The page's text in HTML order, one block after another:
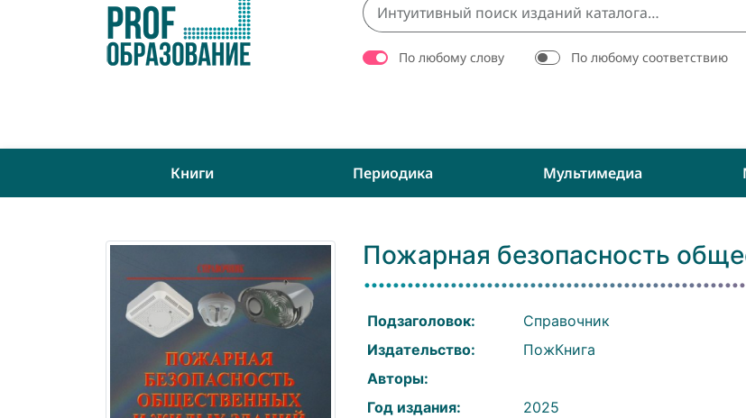
По любому слову По любому соответствию
Книги Периодика Мультимедиа
Пожарная безопасность
Подзаголовок:
Справочник
Издательство:
ПожКнига
Авторы:
Год издания:
2025